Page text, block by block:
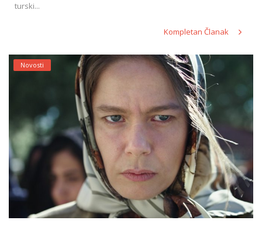
turski...
Kompletan Članak
Novosti